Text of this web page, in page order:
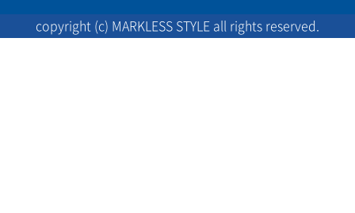
copyright (c) MARKLESS STYLE all rights reserved.